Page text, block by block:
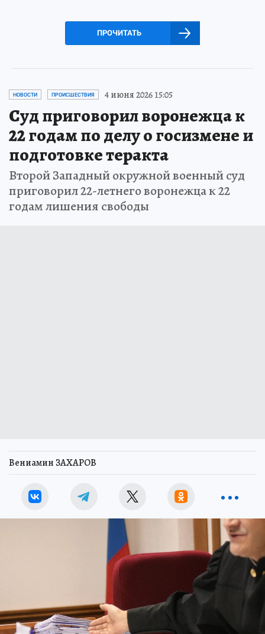
ПРОЧИТАТЬ
НОВОСТИ ПРОИСШЕСТВИЯ 4 июня 2026 15:05
Суд приговорил воронежца к
22 годам по делу о госизмене и
подготовке теракта
Второй Западный окружной военный суд
приговорил 22-летнего воронежца к 22
годам лишения свободы
Вениамин ЗАХАРОВ